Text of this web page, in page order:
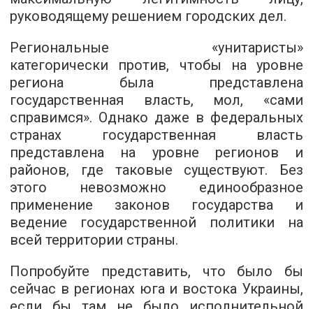
руководящему решением городских дел.
Региональные «унитаристы»
категорически против, чтобы на уровне
региона была представлена
государственная власть, мол, «сами
справимся». Однако даже в федеральных
странах государственная власть
представлена на уровне регионов и
районов, где таковые существуют. Без
этого невозможно единообразное
применение законов государства и
ведение государственной политики на
всей территории страны.
Попробуйте представить, что было бы
сейчас в регионах юга и востока Украины,